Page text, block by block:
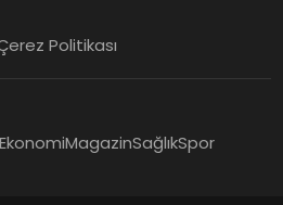
Politikası
EkonomiMagazinSağlıkSpor